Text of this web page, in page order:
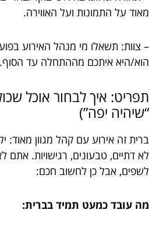
מאוד על התמונות ועל האווירה.
– צוות: תשאלו מי מנהל האירוע
הוא/היא איתכם מההתחלה עד הסוף.
תפריט: איך לבחור אוכל
“שיהיה יפה”)
ברית זה אירוע עם קהל מגוון מאוד:
לא דתיים, טבעונים, רגישויות. אתם
לשפים, אבל כן לחשוב חכם:
מה עובד כמעט תמיד בברית: